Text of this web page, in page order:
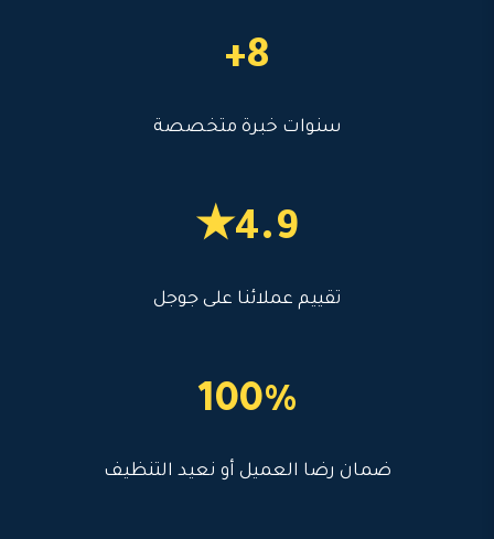
8+
سنوات خبرة متخصصة
4.9★
تقييم عملائنا على جوجل
100%
ضمان رضا العميل أو نعيد التنظيف